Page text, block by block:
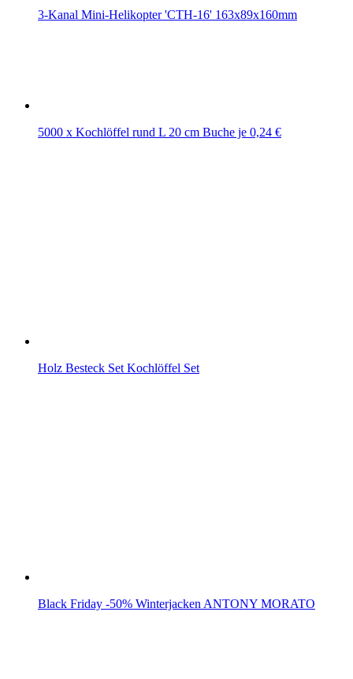
3-Kanal Mini-Helikopter 'CTH-16' 163x89x160mm
5000 x Kochlöffel rund L 20 cm Buche je 0,24 €
Holz Besteck Set Kochlöffel Set
Black Friday -50% Winterjacken ANTONY MORATO